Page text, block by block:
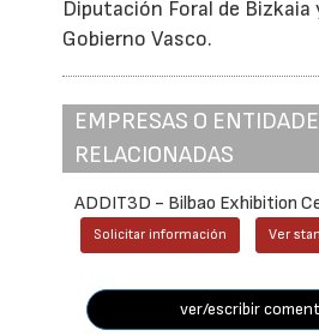
Diputación Foral de Bizkaia
Gobierno Vasco.
EMPRESAS O
RELACIONADAS
ADDIT3D - Bilbao Exhibition
Solicitar información Ver
ver/escribir